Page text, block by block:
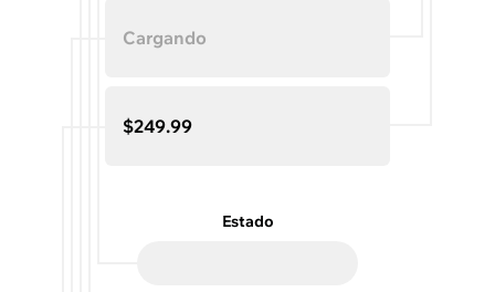
Cargando
$249.99
Estado